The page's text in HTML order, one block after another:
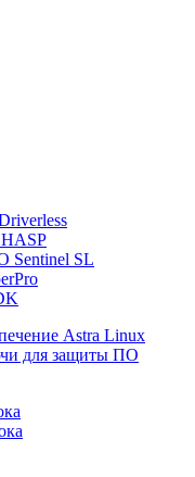
Sentinel SL
Astra Linux
для защиты ПО